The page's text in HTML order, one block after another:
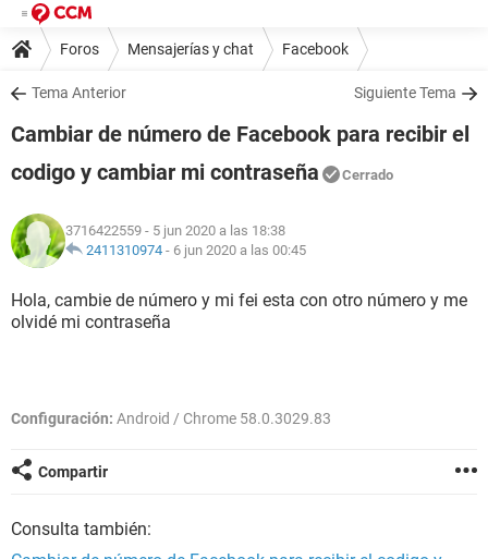
Foros Mensajerías y chat Facebook
Tema Anterior Siguiente Tema
Cambiar de número de Facebook para recibir el
codigo y cambiar mi contraseña
Cerrado
3716422559 - 5 jun 2020 a las 18:38
2411310974 - 6 jun 2020 a las 00:45
Hola, cambie de número y mi fei esta con otro número y me
olvidé mi contraseña
Configuración: Android / Chrome 58.0.3029.83
Compartir
Consulta también: